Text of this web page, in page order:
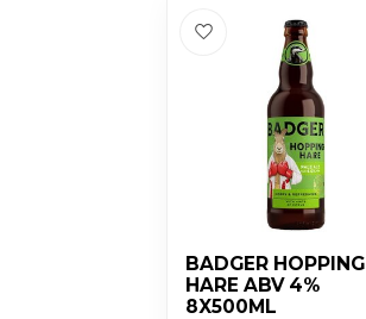
BADGER HOPPING
HARE ABV 4%
8X500ML